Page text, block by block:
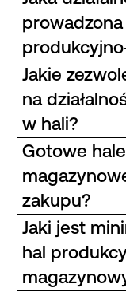
Jakie
na
w hali?
Gotowe
zakupu?
Jaki jest
hal